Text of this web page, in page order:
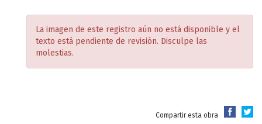
La imagen de este registro aún no está disponible y el
texto está pendiente de revisión. Disculpe las
molestias.
Compartir esta obra